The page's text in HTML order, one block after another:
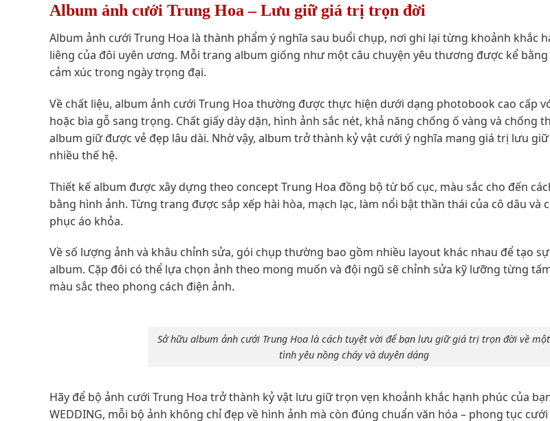
Album ảnh cưới Trung Hoa – Lưu giữ giá trị trọn đời
Album ảnh cưới Trung Hoa là thành phẩm ý nghĩa sau buổi chụp, nơi ghi lại từng khoảnh khắc
liêng của đôi uyên ương. Mỗi trang album giống như một câu chuyện yêu thương được kể
cảm xúc trong ngày trọng đại.
Về chất liệu, album ảnh cưới Trung Hoa thường được thực hiện dưới dạng photobook cao cấp
hoặc bìa gỗ sang trọng. Chất giấy dày dặn, hình ảnh sắc nét, khả năng chống ố vàng và chống
album giữ được vẻ đẹp lâu dài. Nhờ vậy, album trở thành kỷ vật cưới ý nghĩa mang giá trị lưu
nhiều thế hệ.
Thiết kế album được xây dựng theo concept Trung Hoa đồng bộ từ bố cục, màu sắc cho đến
bằng hình ảnh. Từng trang được sắp xếp hài hòa, mạch lạc, làm nổi bật thần thái của cô dâu và
phục áo khỏa.
Về số lượng ảnh và khâu chỉnh sửa, gói chụp thường bao gồm nhiều layout khác nhau để tạo
album. Cặp đôi có thể lựa chọn ảnh theo mong muốn và đội ngũ sẽ chỉnh sửa kỹ lưỡng từng
màu sắc theo phong cách điện ảnh.
Sở hữu album ảnh cưới Trung Hoa là cách tuyệt vời để bạn lưu giữ giá trị trọn đời về một
tình yêu nồng cháy và duyên dáng
Hãy để bộ ảnh cưới Trung Hoa trở thành kỷ vật lưu giữ trọn vẹn khoảnh khắc hạnh phúc của
WEDDING, mỗi bộ ảnh không chỉ đẹp về hình ảnh mà còn đúng chuẩn văn hóa – phong tục